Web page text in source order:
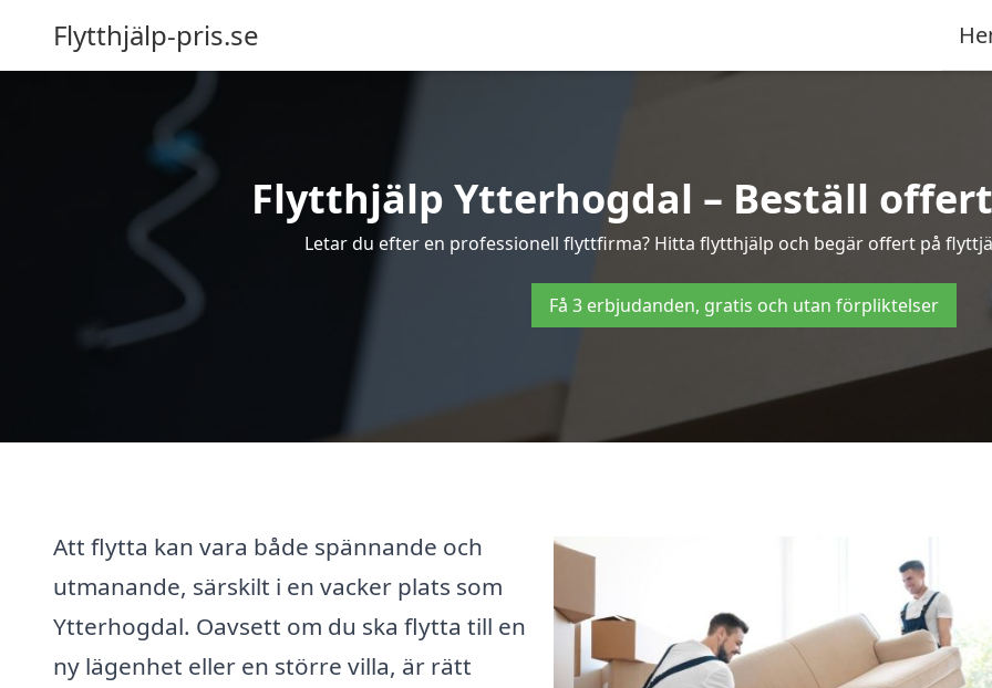
Flytthjälp-pris.se
Flytthjälp Ytterhogdal – Beställ
Letar du efter en professionell flyttfirma? Hitta flytthjälp och begär offert på
Få 3 erbjudanden, gratis och utan förpliktelser
Att flytta kan vara både spännande och
utmanande, särskilt i en vacker plats som
Ytterhogdal. Oavsett om du ska flytta till en
ny lägenhet eller en större villa, är rätt